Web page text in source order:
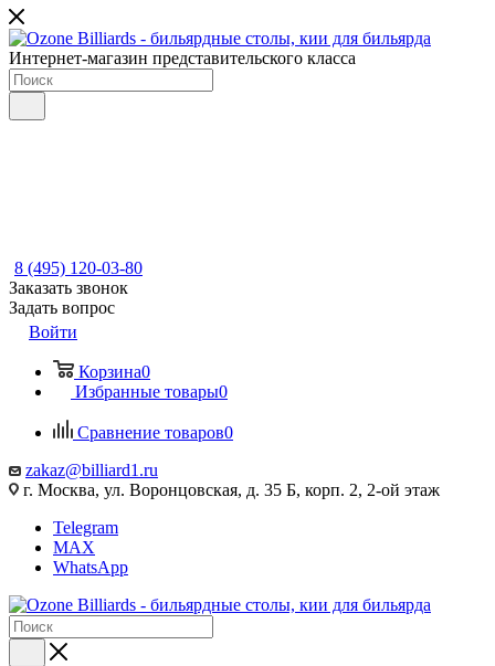
Интернет-магазин представительского класса
8 (495) 120-03-80
Заказать звонок
Задать вопрос
Войти
Корзина0
Избранные товары0
Сравнение товаров0
zakaz@billiard1.ru
г. Москва, ул. Воронцовская, д. 35 Б, корп. 2, 2-ой этаж
Telegram
MAX
WhatsApp